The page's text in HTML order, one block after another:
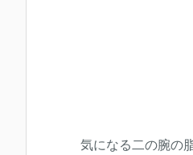
気になる二の腕の